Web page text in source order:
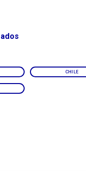
CHILE